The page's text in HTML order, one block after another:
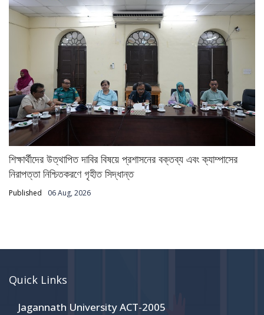
শিক্ষার্থীদের উত্থাপিত দাবির বিষয়ে প্রশাসনের বক্তব্য এবং ক্যাম্পাসের
নিরাপত্তা নিশ্চিতকরণে গৃহীত সিদ্ধান্ত
Published 06 Aug, 2026
Quick Links
Jagannath University ACT-2005